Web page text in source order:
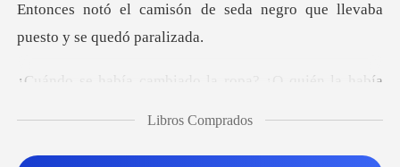
Salir
seda negro que llevaba
pue
ambiado la ropa? ¿
Libros Comprados